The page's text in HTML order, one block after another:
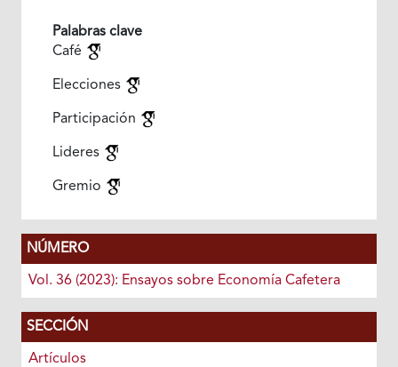
Palabras clave
Café
Elecciones
Participación
Lideres
Gremio
NÚMERO
Vol. 36 (2023): Ensayos sobre Economía Cafetera
SECCIÓN
Artículos